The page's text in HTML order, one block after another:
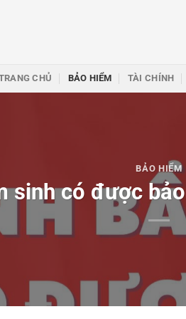
CHỦ BẢO HIỂM TÀI CHÍNH
BẢO HIỂM
sinh có được